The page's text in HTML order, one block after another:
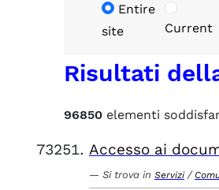
Entire
site
Current
Risultati
96850 elementi
Accesso ai
Si trova in Servizi /